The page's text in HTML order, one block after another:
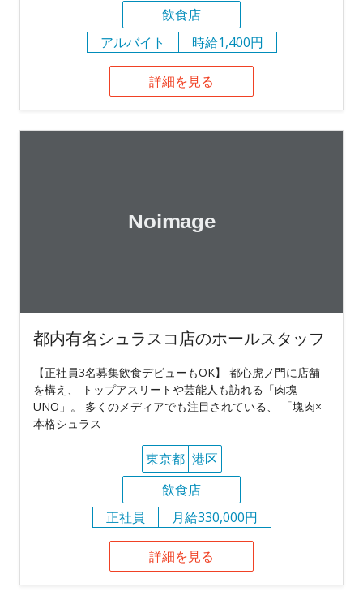
飲食店
アルバイト
時給1,400円
詳細を見る
都内有名シュラスコ店のホールスタッフ
【正社員3名募集飲食デビューもOK】 都心虎ノ門に店舗
を構え、 トップアスリートや芸能人も訪れる「肉塊
UNO」。 多くのメディアでも注目されている、 「塊肉×
本格シュラス
東京都 港区
飲食店
正社員
月給330,000円
詳細を見る